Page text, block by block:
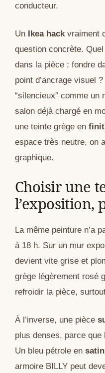
conducteur.
Un Ikea hackvraiment
question concrète.
dans la pièce : fondre
point d’ancrage visuel
“silencieux” comme un
salon déjà chargé en
une teinte grège en
espace très neutre, on
graphique.
Choisir une
l’exposition,
La même peinture n’a
à 18 h. Sur un mur
devient vite grise et
grège légèrement rosé
refroidir la pièce,
À l’inverse, une pièce
plus denses, parce que
Un bleu pétrole en satin
armoire BILLY peut